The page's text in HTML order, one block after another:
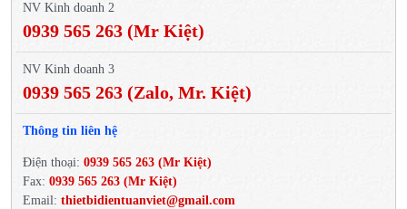
NV Kinh doanh 2
0939 565 263 (Mr Kiệt)
NV Kinh doanh 3
0939 565 263 (Zalo, Mr. Kiệt)
Thông tin liên hệ
Điện thoại: 0939 565 263 (Mr Kiệt)
Fax: 0939 565 263 (Mr Kiệt)
Email: thietbidientuanviet@gmail.com